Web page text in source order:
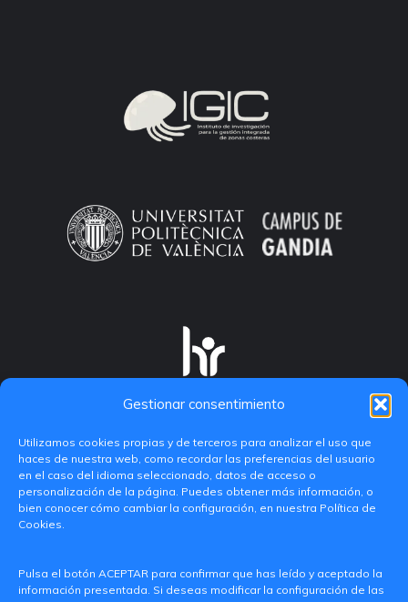
Gestionar consentimiento
Utilizamos cookies propias y de terceros para analizar el uso que
haces de nuestra web, como recordar las preferencias del usuario
en el caso del idioma seleccionado, datos de acceso o
personalización de la página. Puedes obtener más información, o
bien conocer cómo cambiar la configuración, en nuestra Política de
Cookies.
Pulsa el botón ACEPTAR para confirmar que has leído y aceptado la
información presentada. Si deseas modificar la configuración de las
(València)